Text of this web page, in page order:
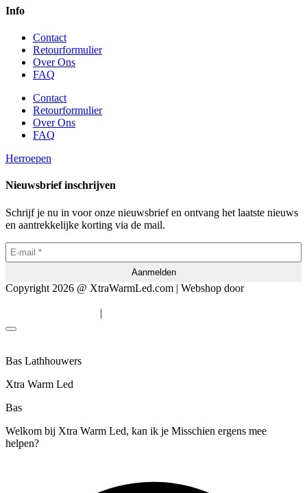
Info
Contact
Retourformulier
Over Ons
FAQ
Contact
Retourformulier
Over Ons
FAQ
Herroepen
Nieuwsbrief inschrijven
Schrijf je nu in voor onze nieuwsbrief en ontvang het laatste nieuws
en aantrekkelijke korting via de mail.
Copyright 2026 @ XtraWarmLed.com | Webshop door
|
Bas Lathhouwers
Xtra Warm Led
Bas
Welkom bij Xtra Warm Led, kan ik je Misschien ergens mee
helpen?